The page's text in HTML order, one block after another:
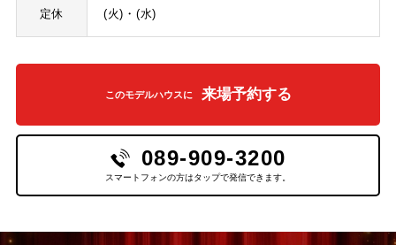
定休 (火)・(水)
このモデルハウスに 来場予約する
089-909-3200
スマートフォンの方はタップで発信できます。